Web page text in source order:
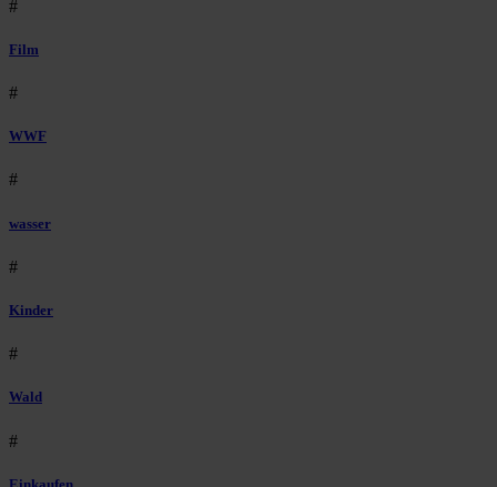
#
Film
#
WWF
#
wasser
#
Kinder
#
Wald
#